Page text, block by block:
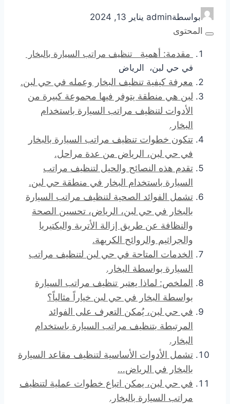
بواسطةadmin يناير 13, 2024
المحتوى
مقدمة: أهمية
تنظيف مراتب السيارة بالبخار
في حي لبن، الرياض
معرفة كيفية تنظيف البخار وعمله في حي لبن.
لبن هي منطقة يتوفر فيها مجموعة كبيرة من
الأدوات لتنظيف مراتب السيارة باستخدام
البخار.
تتكون خطوات تنظيف مراتب السيارة بالبخار
في حي لبن، الرياض من عدة مراحل.
تقدم هذه النصائح والحيل لتنظيف مراتب
السيارة باستخدام البخار في منطقة حي لبن.
تشمل الفوائد الصحية لتنظيف مراتب السيارة
بالبخار في حي لبن، الرياض، تحسين الصحة
والنظافة عن طريق إزالة الأتربة والبكتيريا
والجراثيم والروائح الكريهة.
الخدمات المتاحة في حي لبن لتنظيف مراتب
السيارة بواسطة البخار.
الملخص: لماذا يعتبر تنظيف مراتب السيارة
بواسطة البخار في حي لبن خياراً مثالياً؟
في حي لبن، يُمكن التعرف على الفوائد
المرتبطة بتنظيف مراتب السيارة باستخدام
البخار.
تشمل الأدوات الأساسية لتنظيف مقاعد السيارة
بالبخار في الرياض…
في حي لبن، يمكن اتباع خطوات عملية لتنظيف
مراتب السيارة بالبخار.